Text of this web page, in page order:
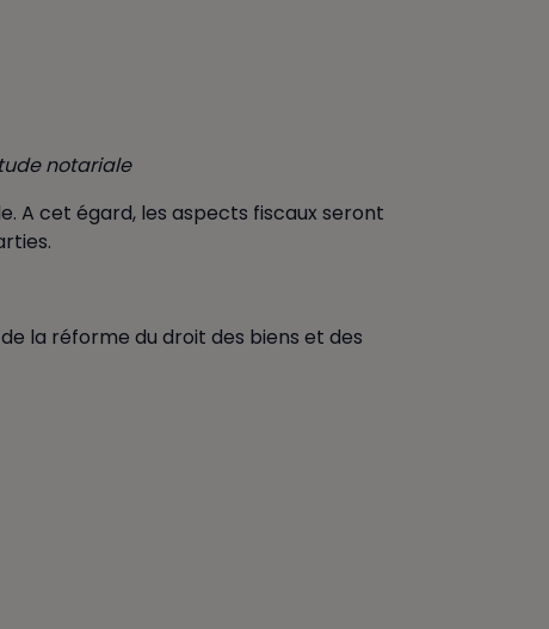
notariale
A cet égard, les aspects fiscaux seront
la réforme du droit des biens et des